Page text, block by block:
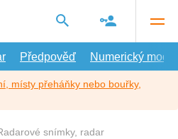
Předpověď Numerický model
místy přeháňky nebo bouřky,
snímky, radar